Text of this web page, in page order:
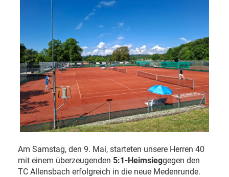
Am Samstag, den 9. Mai, starteten unsere Herren 40
mit einem überzeugenden 5:1-Heimsieggegen den
TC Allensbach erfolgreich in die neue Medenrunde.